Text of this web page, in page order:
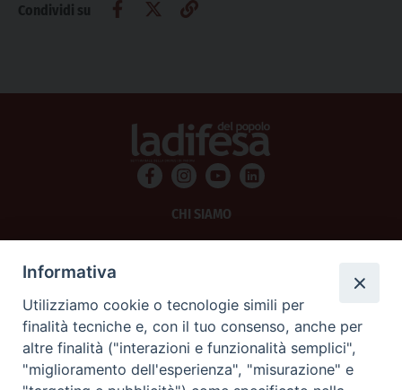
Condividi su
CHI SIAMO
SCRIVICI
La Difesa srl - P.iva 05125420280
Informativa
Utilizziamo cookie o tecnologie simili per
finalità tecniche e, con il tuo consenso, anche per
altre finalità ("interazioni e funzionalità semplici",
"miglioramento dell'esperienza", "misurazione" e